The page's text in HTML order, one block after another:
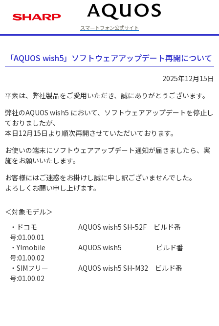
スマートフォン公式サイト
「AQUOS wish5」ソフトウェアアップデート再開について
2025年12月15日
平素は、弊社製品をご愛用いただき、誠にありがとうございます。
弊社のAQUOS wish5 において、ソフトウェアアップデートを停止し
ておりましたが、
本日12月15日より順次再開させていただいております。
お使いの端末にソフトウェアアップデート通知が届きましたら、実
施をお願いいたします。
お客様にはご迷惑をお掛けし誠に申し訳ございませんでした。
よろしくお願い申し上げます。
＜対象モデル＞
・ドコモ
AQUOS wish5 SH-52F ビルド番
号:01.00.01
・Y!mobile
AQUOS wish5 ビルド番
号:01.00.02
・SIMフリー
AQUOS wish5 SH-M32 ビルド番
号:01.00.02